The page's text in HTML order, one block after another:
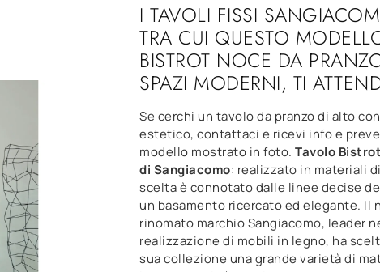
I TAVOLI FISSI
TRA CUI QUESTO
BISTROT NOCE DA
SPAZI MODERNI, TI
Se cerchi un tavolo da pranzo di alto
estetico, contattaci e ricevi info e
modello mostrato in foto. Tavolo
di Sangiacomo: realizzato in materiali
scelta è connotato dalle linee decise
un basamento ricercato ed elegante. Il
rinomato marchio Sangiacomo, leader
realizzazione di mobili in legno, ha
sua collezione una grande varietà di